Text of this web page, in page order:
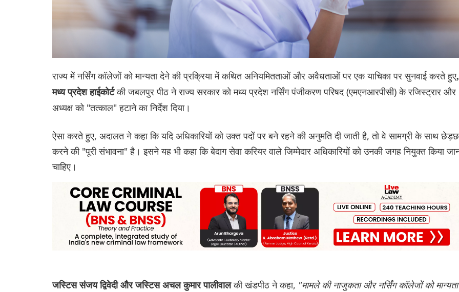
राज्य में नर्सिंग कॉलेजों को मान्यता देने की प्रक्रिया में कथित अनियमितताओं और अवैधताओं पर एक याचिका पर सुनवाई करते हुए,
मध्य प्रदेश हाईकोर्टकी जबलपुर पीठ ने राज्य सरकार को मध्य प्रदेश नर्सिंग पंजीकरण परिषद (एमएनआरपीसी) के रजिस्ट्रार और
अध्यक्ष को "तत्काल" हटाने का निर्देश दिया।
ऐसा करते हुए, अदालत ने कहा कि यदि अधिकारियों को उक्त पदों पर बने रहने की अनुमति दी जाती है, तो वे सामग्री के साथ
करने की "पूरी संभावना" है। इसने यह भी कहा कि बेदाग सेवा करियर वाले जिम्मेदार अधिकारियों को उनकी जगह नियुक्त किया
चाहिए।
जस्टिस संजय द्विवेदी और जस्टिस अचल कुमार पालीवालकी खंडपीठ ने कहा, "मामले की नाजुकता और नर्सिंग कॉलेजों को मान्यता